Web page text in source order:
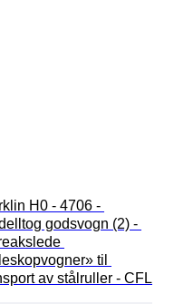
H0 - 4706 -
godsvogn (2) -
til
av stålruller - CFL